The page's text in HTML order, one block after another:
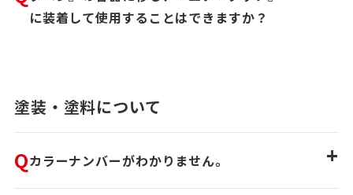
に装着して使用することはできますか？
塗装・塗料について
Qカラーナンバーがわかりません。 +